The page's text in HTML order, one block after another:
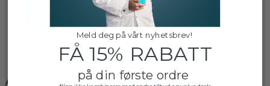
ANTI AGE
Meld deg på vårt nyhetsbrev!
FÅ 15% RABATT
på din første ordre